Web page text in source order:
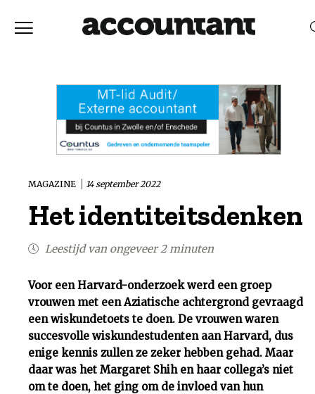
Discussie
Vaktechniek
Achtergrond
Uit
Feiten
MAGAZINE 14 september 2022
Het identiteitsdenken
Leestijd van ongeveer 2 minuten
Voor een Harvard-onderzoek werd een groep
vrouwen met een Aziatische achtergrond gevraagd
een wiskundetoets te doen. De vrouwen waren
succesvolle wiskundestudenten aan Harvard, dus
enige kennis zullen ze zeker hebben gehad. Maar
daar was het Margaret Shih en haar collega’s niet
om te doen, het ging om de invloed van hun
RELEVANTIEDATUM